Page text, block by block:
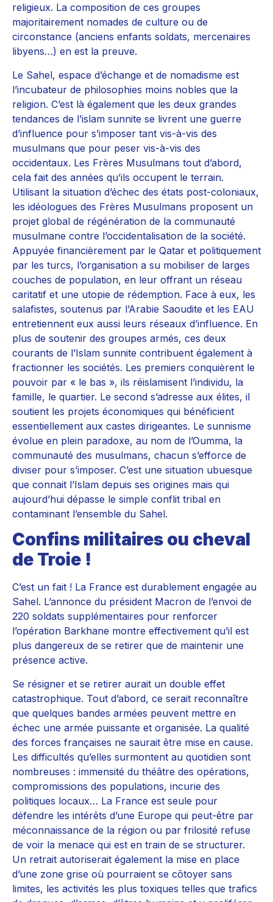
religieux. La composition de ces groupes
majoritairement nomades de culture ou de
circonstance (anciens enfants soldats, mercenaires
libyens…) en est la preuve.
Le Sahel, espace d’échange et de nomadisme est
l’incubateur de philosophies moins nobles que la
religion. C’est là également que les deux grandes
tendances de l’islam sunnite se livrent une guerre
d’influence pour s’imposer tant vis-à-vis des
musulmans que pour peser vis-à-vis des
occidentaux. Les Frères Musulmans tout d’abord,
cela fait des années qu’ils occupent le terrain.
Utilisant la situation d’échec des états post-coloniaux,
les idéologues des Frères Musulmans proposent un
projet global de régénération de la communauté
musulmane contre l’occidentalisation de la société.
Appuyée financièrement par le Qatar et politiquement
par les turcs, l’organisation a su mobiliser de larges
couches de population, en leur offrant un réseau
caritatif et une utopie de rédemption. Face à eux, les
salafistes, soutenus par l’Arabie Saoudite et les EAU
entretiennent eux aussi leurs réseaux d’influence. En
plus de soutenir des groupes armés, ces deux
courants de l’Islam sunnite contribuent également à
fractionner les sociétés. Les premiers conquièrent le
pouvoir par « le bas », ils réislamisent l’individu, la
famille, le quartier. Le second s’adresse aux élites, il
soutient les projets économiques qui bénéficient
essentiellement aux castes dirigeantes. Le sunnisme
évolue en plein paradoxe, au nom de l’Oumma, la
communauté des musulmans, chacun s’efforce de
diviser pour s’imposer. C’est une situation ubuesque
que connait l’Islam depuis ses origines mais qui
aujourd’hui dépasse le simple conflit tribal en
contaminant l’ensemble du Sahel.
Confins militaires ou cheval
de Troie !
C’est un fait ! La France est durablement engagée au
Sahel. L’annonce du président Macron de l’envoi de
220 soldats supplémentaires pour renforcer
l’opération Barkhane montre effectivement qu’il est
plus dangereux de se retirer que de maintenir une
présence active.
Se résigner et se retirer aurait un double effet
catastrophique. Tout d’abord, ce serait reconnaître
que quelques bandes armées peuvent mettre en
échec une armée puissante et organisée. La qualité
des forces françaises ne saurait être mise en cause.
Les difficultés qu’elles surmontent au quotidien sont
nombreuses : immensité du théâtre des opérations,
compromissions des populations, incurie des
politiques locaux… La France est seule pour
défendre les intérêts d’une Europe qui peut-être par
méconnaissance de la région ou par frilosité refuse
de voir la menace qui est en train de se structurer.
Un retrait autoriserait également la mise en place
d’une zone grise où pourraient se côtoyer sans
limites, les activités les plus toxiques telles que trafics